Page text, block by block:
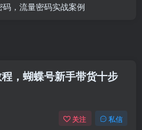
，流量密码实战案例
，蝴蝶号新手带货十步
关注 私信